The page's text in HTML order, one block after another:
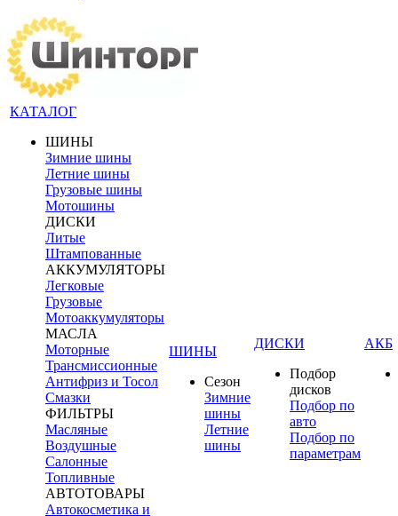
КАТАЛОГ
ШИНЫ
Зимние шины
Летние шины
Грузовые шины
Мотошины
ДИСКИ
Литые
Штампованные
АККУМУЛЯТОРЫ
Легковые
Грузовые
Мотоаккумуляторы
МАСЛА
Моторные
Трансмиссионные
Антифриз и Тосол
Смазки
ФИЛЬТРЫ
Масляные
Воздушные
Салонные
Топливные
АВТОТОВАРЫ
Автокосметика и
ШИНЫ
Сезон
Зимние
шины
Летние
шины
ДИСКИ
Подбор
дисков
Подбор по
авто
Подбор по
параметрам
АКБ